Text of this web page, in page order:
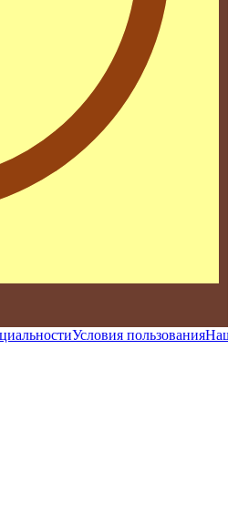
Условия пользования